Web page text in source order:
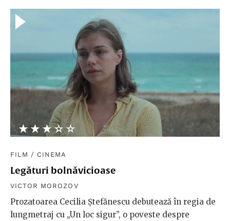
★★★★★
☆☆☆☆☆
FILM / CINEMA
Legături bolnăvicioase
VICTOR MOROZOV
Prozatoarea Cecilia Ștefănescu debutează în regia de
lungmetraj cu „Un loc sigur”, o poveste despre